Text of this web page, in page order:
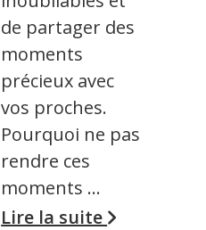
de partager des
moments
précieux avec
vos proches.
Pourquoi ne pas
rendre ces
moments …
Lire la suite